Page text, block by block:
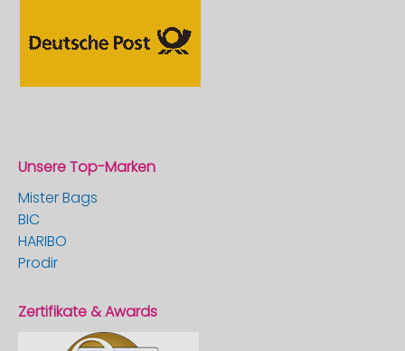
Unsere Top-Marken
Mister Bags
BIC
HARIBO
Prodir
Zertifikate & Awards